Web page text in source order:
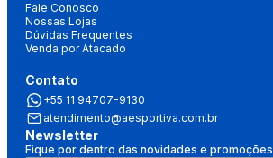
Fale Conosco
Nossas Lojas
Dúvidas Frequentes
Venda por Atacado
Contato
+55 11 94707-9130
atendimento@aesportiva.com.br
Newsletter
Fique por dentro das novidades e promoções